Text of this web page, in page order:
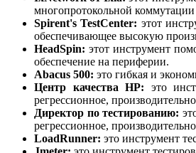
многопротокольной
Spirent's TestCenter: этот
обеспечивающее высокую
HeadSpin: этот инструмент
обеспечение на периферии.
Abacus 500: это гибкая и
Центр качества HP: это
регрессионное,
Директор по тестированию:
регрессионное,
LoadRunner: это инструмент